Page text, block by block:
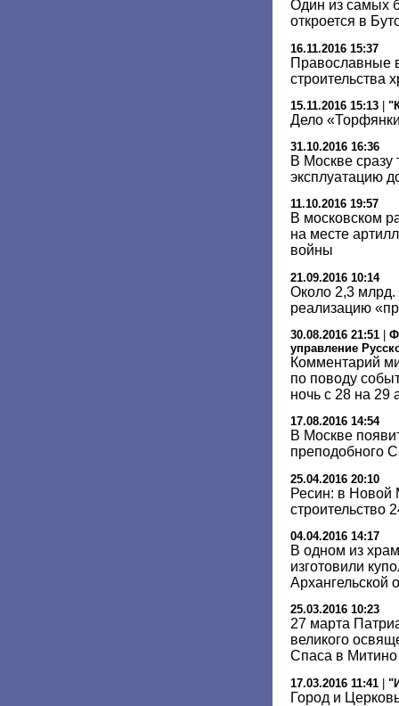
Один из самых
откроется в
16.11.2016 15:37
Православные
строительства
15.11.2016 15:13
Дело
31.10.2016 16:36
В Москве сразу
эксплуатацию
11.10.2016 19:57
В московском
на месте
войны
21.09.2016 10:14
Около 2,3 млрд.
реализацию
30.08.2016 21:51
управление
Комментарий
по поводу
ночь с 28 на 29
17.08.2016 14:54
В Москве
преподобного
25.04.2016 20:10
Ресин: в Новой
строительство
04.04.2016 14:17
В одном из
изготовили
Архангельской
25.03.2016 10:23
27 марта
великого
Спаса в Митино
17.03.2016 11:41
Город и